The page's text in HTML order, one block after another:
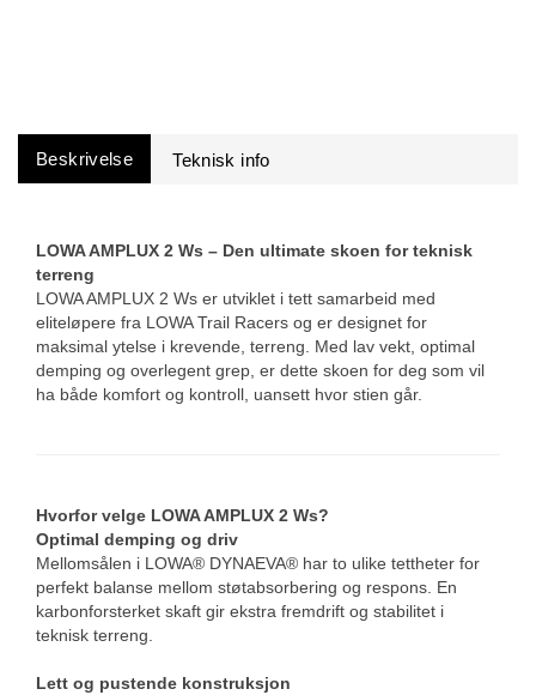
Beskrivelse
LOWA AMPLUX 2 Ws – Den ultimate skoen for teknisk
terreng
LOWA AMPLUX 2 Ws er utviklet i tett samarbeid med
eliteløpere fra LOWA Trail Racers og er designet for
maksimal ytelse i krevende, terreng. Med lav vekt, optimal
demping og overlegent grep, er dette skoen for deg som vil
ha både komfort og kontroll, uansett hvor stien går.
Hvorfor velge LOWA AMPLUX 2 Ws?
Optimal demping og driv
Mellomsålen i LOWA® DYNAEVA® har to ulike tettheter for
perfekt balanse mellom støtabsorbering og respons. En
karbonforsterket skaft gir ekstra fremdrift og stabilitet i
teknisk terreng.
Lett og pustende konstruksjon